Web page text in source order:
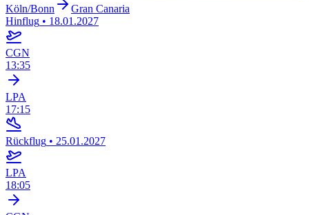
Köln/Bonn
Gran Canaria
Hinflug • 18.01.2027
CGN
13:35
LPA
17:15
Rückflug • 25.01.2027
LPA
18:05